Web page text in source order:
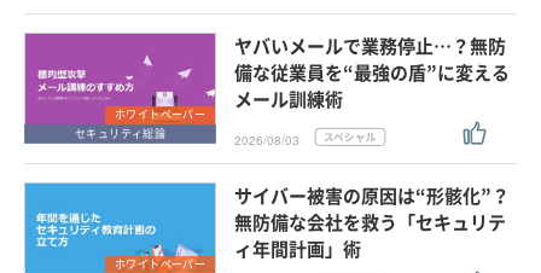
ホワイトペーパー
セキュリティ総論
ヤバいメールで業務停止…？無防
備な従業員を“最強の盾”に変える
メール訓練術
2026/08/03
ホワイトペーパー
サイバー被害の原因は“形骸化”？
無防備な会社を救う「セキュリテ
ィ年間計画」術